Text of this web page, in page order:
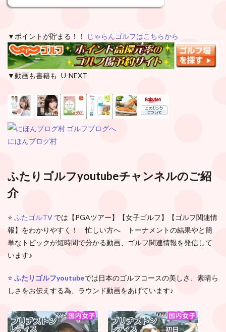
▼ポイントが貯まる！！ じゃらんゴルフはこちらから
▼動画も書籍も U-NEXT
にほんブログ村
ふたりゴルフyoutubeチャンネルのご紹
介
⭐️ ふたゴルTV では【PGAツアー】【女子ゴルフ】【ゴルフ関連情
報】をわかりやすく！ 忙しい方へ トーナメントの結果やと簡
単なトピックが短時間で分かる動画、ゴルフ関連情報を発信して
います♪
⭐️ ふたりゴルフyoutubeでは日本のゴルフコースの美しさ、素晴ら
しさをお伝えする為、ラウンド動画をあげています♪